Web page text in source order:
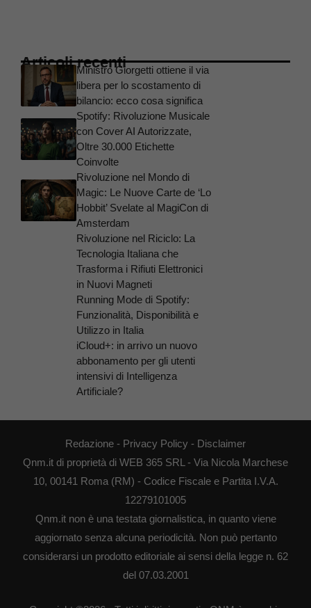
Articoli recentiMinistro Giorgetti ottiene il via
libera per lo scostamento di
bilancio: ecco cosa significa
Spotify: Rivoluzione Musicale
con Cover AI Autorizzate,
Oltre 30.000 Etichette
Coinvolte
Rivoluzione nel Mondo di
Magic: Le Nuove Carte de ‘Lo
Hobbit’ Svelate al MagiCon di
Amsterdam
Rivoluzione nel Riciclo: La
Tecnologia Italiana che
Trasforma i Rifiuti Elettronici
in Nuovi Magneti
Running Mode di Spotify:
Funzionalità, Disponibilità e
Utilizzo in Italia
iCloud+: in arrivo un nuovo
abbonamento per gli utenti
intensivi di Intelligenza
Artificiale?
Redazione - Privacy Policy - Disclaimer
Qnm.it di proprietà di WEB 365 SRL - Via Nicola Marchese
10, 00141 Roma (RM) - Codice Fiscale e Partita I.V.A.
12279101005
Qnm.it non è una testata giornalistica, in quanto viene
aggiornato senza alcuna periodicità. Non può pertanto
considerarsi un prodotto editoriale ai sensi della legge n. 62
del 07.03.2001